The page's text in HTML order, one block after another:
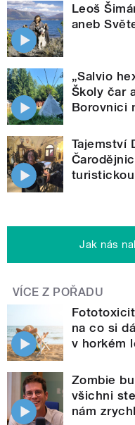
Leoš
aneb
„Salvio
Školy čar
Borovnici
Tajemství
Jak nás
VÍCE Z POŘADU
na co si
v horkém
Zombie
všichni
nám